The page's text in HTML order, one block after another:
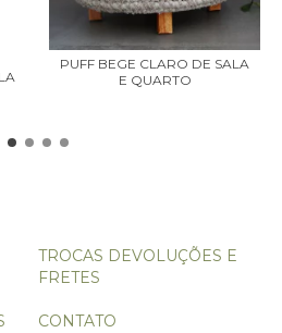
PUFF BEGE CLARO DE SALA
E QUARTO
TROCAS DEVOLUÇÕES E
FRETES
CONTATO